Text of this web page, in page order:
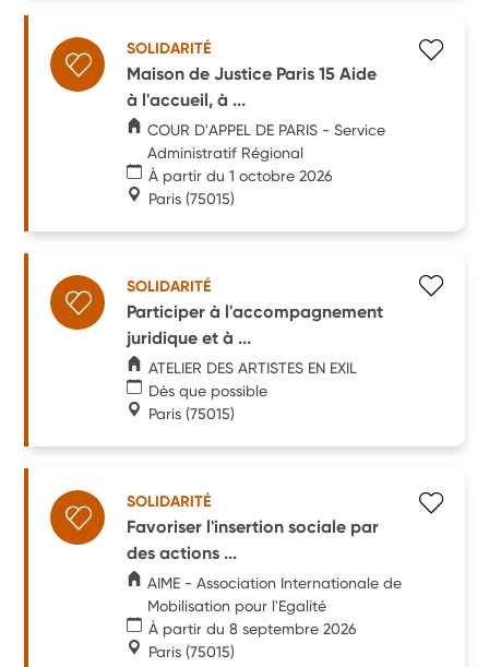
SOLIDARITÉ
Maison de Justice Paris 15 Aide
à l'accueil, à ...
COUR D'APPEL DE PARIS - Service
Administratif Régional
À partir du 1 octobre 2026
Paris (75015)
SOLIDARITÉ
Participer à l'accompagnement
juridique et à ...
ATELIER DES ARTISTES EN EXIL
Dès que possible
Paris (75015)
SOLIDARITÉ
Favoriser l'insertion sociale par
des actions ...
AIME - Association Internationale de
Mobilisation pour l'Egalité
À partir du 8 septembre 2026
Paris (75015)